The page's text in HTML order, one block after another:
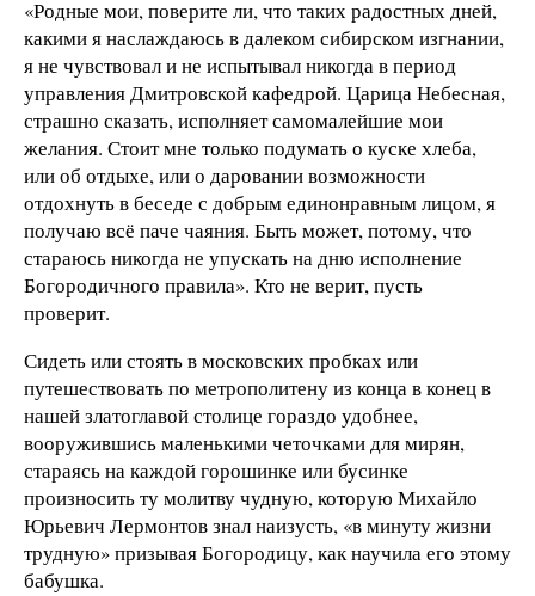
«Родные мои, поверите ли, что таких радостных дней,
какими я наслаждаюсь в далеком сибирском изгнании,
я не чувствовал и не испытывал никогда в период
управления Дмитровской кафедрой. Царица Небесная,
страшно сказать, исполняет самомалейшие мои
желания. Стоит мне только подумать о куске хлеба,
или об отдыхе, или о даровании возможности
отдохнуть в беседе с добрым единонравным лицом, я
получаю всё паче чаяния. Быть может, потому, что
стараюсь никогда не упускать на дню исполнение
Богородичного правила». Кто не верит, пусть
проверит.
Сидеть или стоять в московских пробках или
путешествовать по метрополитену из конца в конец в
нашей златоглавой столице гораздо удобнее,
вооружившись маленькими четочками для мирян,
стараясь на каждой горошинке или бусинке
произносить ту молитву чудную, которую Михайло
Юрьевич Лермонтов знал наизусть, «в минуту жизни
трудную» призывая Богородицу, как научила его этому
бабушка.